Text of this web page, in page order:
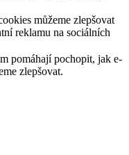
můžeme zlepšovat
reklamu na sociálních
pomáhají pochopit, jak e-
zlepšovat.